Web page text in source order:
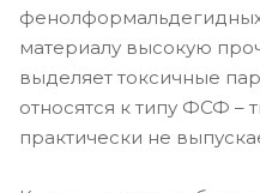
материалу высокую
выделяет токсичные
относятся к типу ФСФ –
практически не